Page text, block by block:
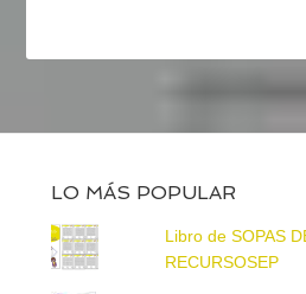
LO MÁS POPULAR
Libro de SOPAS
RECURSOSEP